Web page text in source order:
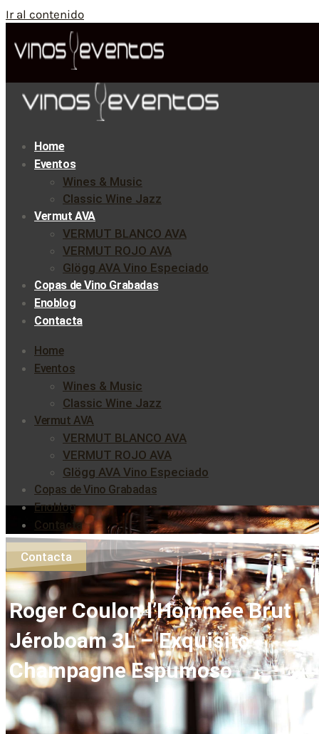
Ir al contenido
Home
Eventos
Wines & Music
Classic Wine Jazz
Vermut AVA
VERMUT BLANCO AVA
VERMUT ROJO AVA
Glögg AVA Vino Especiado
Copas de Vino Grabadas
Enoblog
Contacta
Home
Eventos
Wines & Music
Classic Wine Jazz
Vermut AVA
VERMUT BLANCO AVA
VERMUT ROJO AVA
Glögg AVA Vino Especiado
Copas de Vino Grabadas
Enoblog
Contacta
Contacta
Roger Coulon l’Hommée Brut
Jéroboam 3L – Exquisito
Champagne Espumoso